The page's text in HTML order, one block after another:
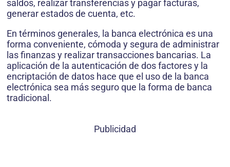
saldos, realizar transferencias y pagar facturas,
generar estados de cuenta, etc.
En términos generales, la banca electrónica es una
forma conveniente, cómoda y segura de administrar
las finanzas y realizar transacciones bancarias. La
aplicación de la autenticación de dos factores y la
encriptación de datos hace que el uso de la banca
electrónica sea más seguro que la forma de banca
tradicional.
Publicidad